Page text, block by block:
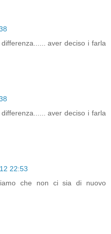
aver deciso i farla
aver deciso i farla
22:53
che non ci sia di nuovo